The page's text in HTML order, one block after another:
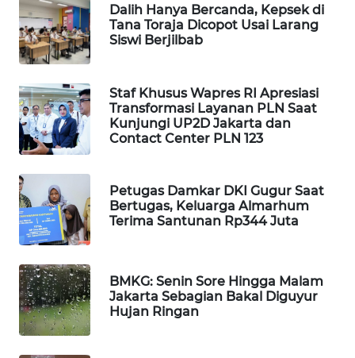
Dalih Hanya Bercanda, Kepsek di
Tana Toraja Dicopot Usai Larang
Siswi Berjilbab
Staf Khusus Wapres RI Apresiasi
Transformasi Layanan PLN Saat
Kunjungi UP2D Jakarta dan
Contact Center PLN 123
Petugas Damkar DKI Gugur Saat
Bertugas, Keluarga Almarhum
Terima Santunan Rp344 Juta
BMKG: Senin Sore Hingga Malam
Jakarta Sebagian Bakal Diguyur
Hujan Ringan
BORNEO
Wahana
Media
WAHANA
NEWS
WAHANA
TANI
WAHANA
ADVOKAT
WAHANA
INFRASTRUKTUR